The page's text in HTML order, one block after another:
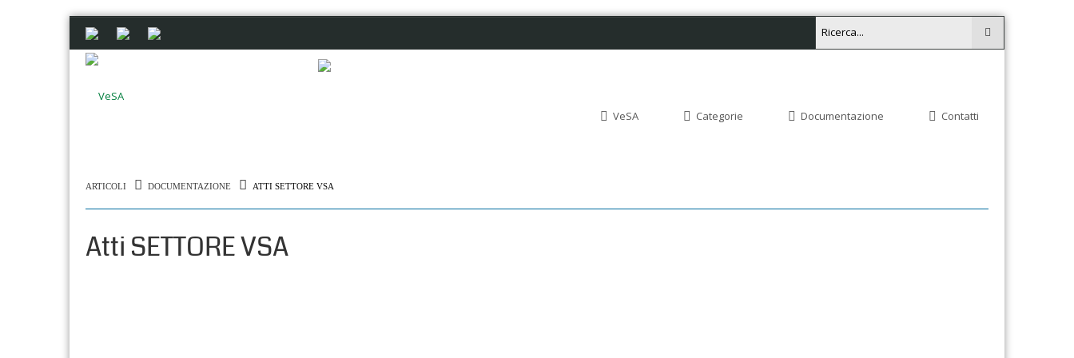
VeSA Categorie Documentazione Contatti
ARTICOLI DOCUMENTAZIONE ATTI SETTORE VSA
Atti SETTORE VSA